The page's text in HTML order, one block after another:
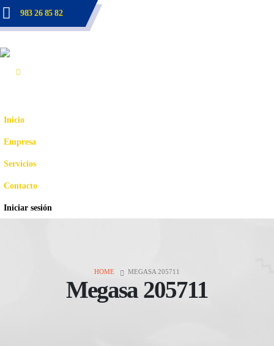
983 26 85 82
Inicio
Empresa
Servicios
Contacto
Iniciar sesión
HOME MEGASA 205711
Megasa 205711